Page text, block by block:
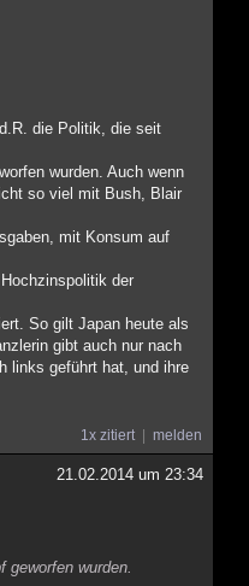
die Politik, die seit
wurden. Auch wenn
so viel mit Bush, Blair
mit Konsum auf
der
So gilt Japan heute als
gibt auch nur nach
links geführt hat, und ihre
1x zitiert melden
21.02.2014 um 23:34
wurden.